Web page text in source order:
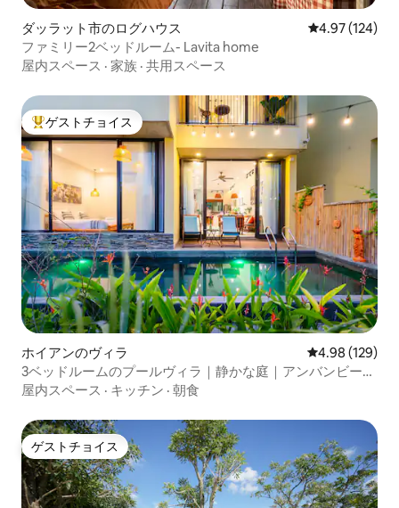
ダッラット市のログハウス レビュー124
4.97 (124)
ファミリー2ベッドルーム- Lavita home
屋内スペース · 家族 · 共用スペース
大好評のゲストチョイスです。
ゲストチョイス
ホイアンのヴィラ レビュー129
4.98 (129)
3ベッドルームのプールヴィラ｜静かな庭｜アンバンビーチ
まで5分
屋内スペース · キッチン · 朝食
ゲストチョイス
ゲストチョイス